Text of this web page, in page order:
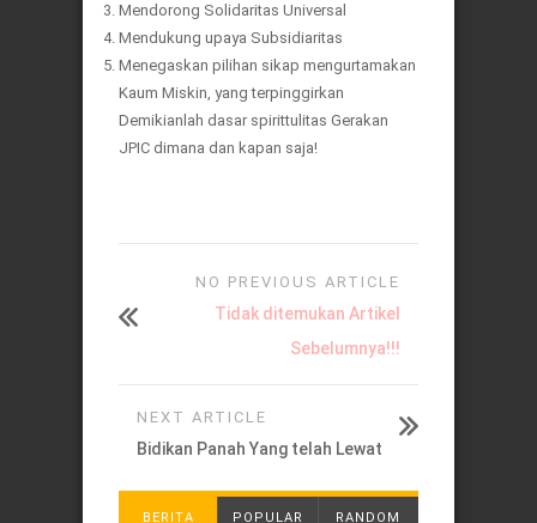
Mendorong Solidaritas Universal
Mendukung upaya Subsidiaritas
Menegaskan pilihan sikap mengurtamakan
Kaum Miskin, yang terpinggirkan
Demikianlah dasar spirittulitas Gerakan
JPIC dimana dan kapan saja!
NO PREVIOUS ARTICLE
Tidak ditemukan Artikel
Sebelumnya!!!
NEXT ARTICLE
Bidikan Panah Yang telah Lewat
BERITA POPULAR RANDOM